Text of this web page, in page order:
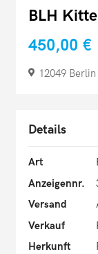
BLH
450,00 €
12049 Berlin
Details
Art
Anzeigennr.
Versand
Verkauf
Herkunft